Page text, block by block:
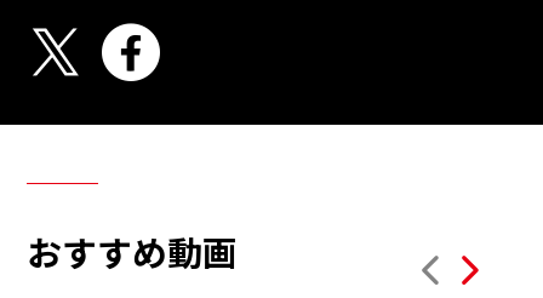
おすすめ動画